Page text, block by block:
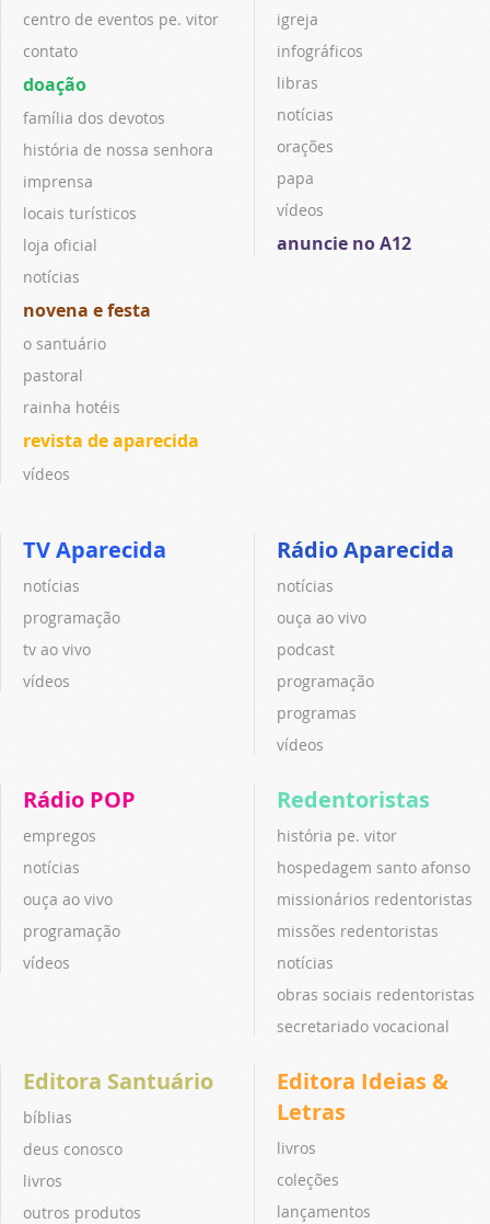
centro de eventos pe. vitor
contato
doação
família dos devotos
história de nossa senhora
imprensa
locais turísticos
loja oficial
notícias
novena e festa
o santuário
pastoral
rainha hotéis
revista de aparecida
vídeos
igreja
infográficos
libras
notícias
orações
papa
vídeos
anuncie no A12
TV Aparecida
notícias
programação
tv ao vivo
vídeos
Rádio Aparecida
notícias
ouça ao vivo
podcast
programação
programas
vídeos
Rádio POP
empregos
notícias
ouça ao vivo
programação
vídeos
Redentoristas
história pe. vitor
hospedagem santo afonso
missionários redentoristas
missões redentoristas
notícias
obras sociais redentoristas
secretariado vocacional
Editora Santuário
bíblias
deus conosco
livros
outros produtos
Editora Ideias &
Letras
livros
coleções
lançamentos